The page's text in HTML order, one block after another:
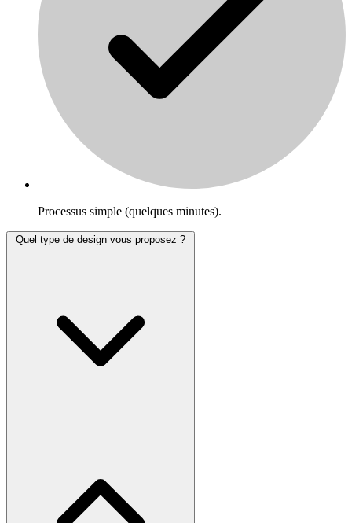
Processus simple (quelques minutes).
Quel type de design vous proposez ?